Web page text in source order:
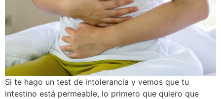
Si te hago un test de intolerancia y vemos que tu
intestino está permeable, lo primero que quiero que